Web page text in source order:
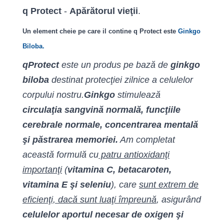
q Protect - Apărătorul vieţii.
Un element cheie pe care il contine q Protect este Ginkgo
Biloba.
qProtect este un produs pe bază de ginkgo
biloba destinat protecţiei zilnice a celulelor
corpului nostru.Ginkgo stimulează
circulaţia sangvină normală, funcţiile
cerebrale normale, concentrarea mentală
şi păstrarea memoriei. Am completat
această formulă cu patru antioxidanţi
importanţi(vitamina C, betacaroten,
vitamina E şi seleniu), care sunt extrem de
eficienţi, dacă sunt luaţi împreună, asigurând
celulelor aportul necesar de oxigen şi